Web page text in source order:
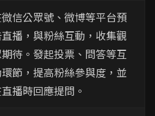
信公眾號、微博等平台預
播，與粉絲互動，收集觀
待。發起投票、問答等互
節，提高粉絲參與度，並
播時回應提問。